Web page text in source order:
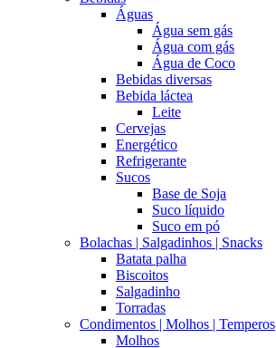
Águas
Água sem gás
Água com gás
Água de Coco
Bebidas diversas
Bebida láctea
Leite
Cervejas
Energético
Refrigerante
Sucos
Base de Soja
Suco líquido
Suco em pó
Bolachas | Salgadinhos | Snacks
Batata palha
Biscoitos
Salgadinho
Torradas
Condimentos | Molhos | Temperos
Molhos